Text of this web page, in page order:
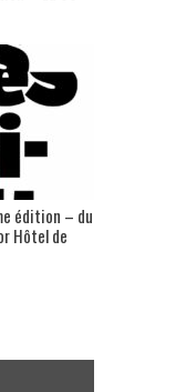
édition – du
Hôtel de